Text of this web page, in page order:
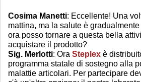
Cosima Manetti: Eccellente! Una
mattina, ma la salute è
ora posso tornare a questa bella
acquistare il prodotto?
Sig. Merlotti: Ora Steplex è
programma statale di sostegno alla
malattie articolari. Per partecipare